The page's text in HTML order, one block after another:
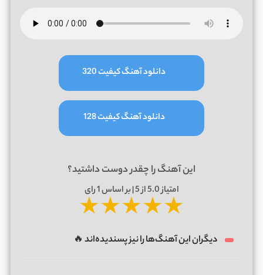
دانلود آهنگ کیفیت 320
دانلود آهنگ کیفیت 128
این آهنگ را چقدر دوست داشتید؟
امتیاز5.0از 5 | بر اساس 1رای
★★★★★
دیگران این آهنگ‌ها را نیز پسندیده‌اند 🔥